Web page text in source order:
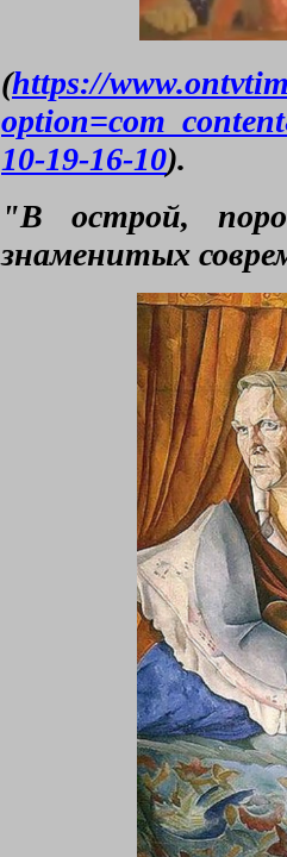
(https://
10-19-16-10).
"В острой,
знаменитых